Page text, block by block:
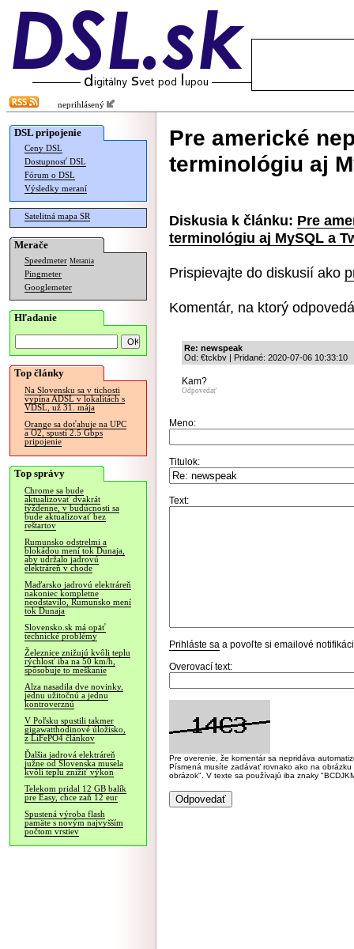
neprihlásený
DSL pripojenie
Ceny DSL
Dostupnosť DSL
Fórum o DSL
Výsledky meraní
Satelitná mapa SR
Merače
Speedmeter Merania
Pingmeter
Googlemeter
Hľadanie
Top články
Na Slovensku sa v tichosti
vypína ADSL v lokalitách s
VDSL, už 31. mája
Orange sa doťahuje na UPC
a O2, spustí 2.5 Gbps
pripojenie
Top správy
Chrome sa bude
aktualizovať dvakrát
týždenne, v budúcnosti sa
bude aktualizovať bez
reštartov
Rumunsko odstrelmi a
blokádou mení tok Dunaja,
aby udržalo jadrovú
elektráreň v chode
Maďarsko jadrovú elektráreň
nakoniec kompletne
neodstavilo, Rumunsko mení
tok Dunaja
Slovensko.sk má opäť
technické problémy
Železnice znižujú kvôli teplu
rýchlosť iba na 50 km/h,
spôsobuje to meškanie
Alza nasadila dve novinky,
jednu užitočnú a jednu
kontroverznú
V Poľsku spustili takmer
gigawatthodinové úložisko,
z LiFePO4 článkov
Ďalšia jadrová elektráreň
južne od Slovenska musela
kvôli teplu znížiť výkon
Telekom pridal 12 GB balík
pre Easy, chce zaň 12 eur
Spustená výroba flash
pamäte s novým najvyšším
počtom vrstiev
Pre americké
terminológiu aj
Diskusia k článku: Pre
terminológiu aj MySQL a
Prispievajte do diskusií ako
Komentár, na ktorý
Re: newspeak
Od: €tckbv | Pridané: 2020-07-06 10:33:10
Kam?
Odpovedať
Meno:
Titulok:
Text:
Prihláste sa a povoľte si emailové
Overovací text:
Pre overenie, že komentár sa nepridáva
Písmená musíte zadávať rovnako ako na
obrázok". V texte sa používajú iba znaky